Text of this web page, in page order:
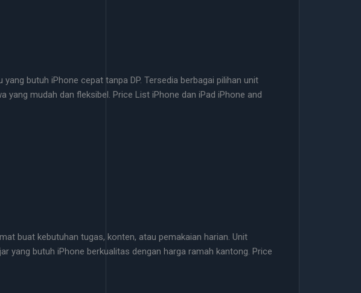
butuh iPhone cepat tanpa DP. Tersedia berbagai pilihan unit
mudah dan fleksibel. Price List iPhone dan iPad iPhone and
buat kebutuhan tugas, konten, atau pemakaian harian. Unit
yang butuh iPhone berkualitas dengan harga ramah kantong. Price